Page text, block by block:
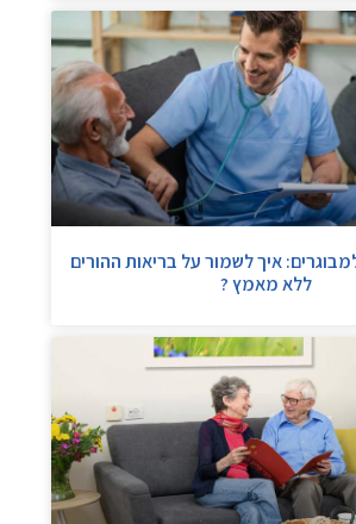
איך לשמור על בריאות ההורים
ללא מאמץ ?